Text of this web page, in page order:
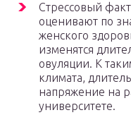
Стрессовый
оценивают по
женского
изменятся
овуляции. К
климата,
напряжение на
университете.